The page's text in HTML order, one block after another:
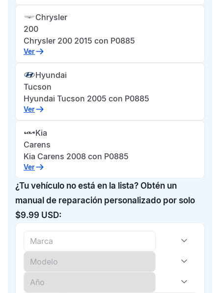
Chrysler
200
Chrysler 200 2015 con P0885
Ver
Hyundai
Tucson
Hyundai Tucson 2005 con P0885
Ver
Kia
Carens
Kia Carens 2008 con P0885
Ver
¿Tu vehículo no está en la lista? Obtén un
manual de reparación personalizado por solo
$9.99 USD: